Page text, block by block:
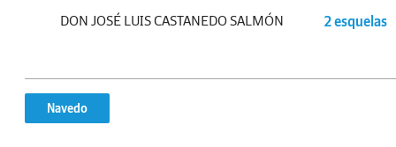
DON JOSÉ LUIS CASTANEDO SALMÓN 2 esquelas
Navedo